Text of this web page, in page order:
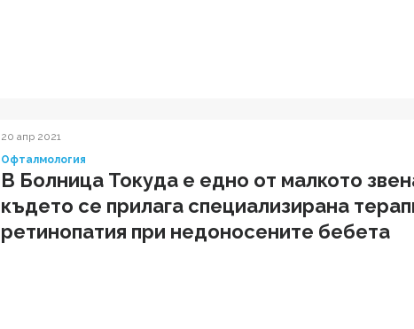
20 апр 2021
Офталмология
В Болница Токуда е едно от малкото
където се прилага специализирана
ретинопатия при недоносените бебета